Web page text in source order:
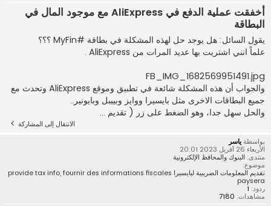
أخفقت عملية الدفع في AliExpress مع موجود المال في
البطاقة
يقول السائل: هل يوجد حل لهذه المشكلة في بطاقة #MyFin ؟؟؟
علماً انني اشتريت بها عديد المرات من AliExpress .
FB_IMG_1682569951491.jpg
والجواب أن هذه المشكلة شائعة في تطبيق وموقع AliExpress وتحدث مع
جميع البطاقات الاخرى مثل بايسيرا ووايز وبييبل وبايونير..
والحل سهل جدا، وهو الضغط على زر ( تقديم ...
الانتقال إلى المشاركة
بواسطةياسر
الأربعاء 26 أفريل 2023 20:01
منتدى: البنوك والمحافظ الإلكترونية
موضوع:
تقديم المعلومات الضريبية لبايسيرا provide tax info, fournir des informations fiscales
paysera
ردود:
مشاهدات: 7180